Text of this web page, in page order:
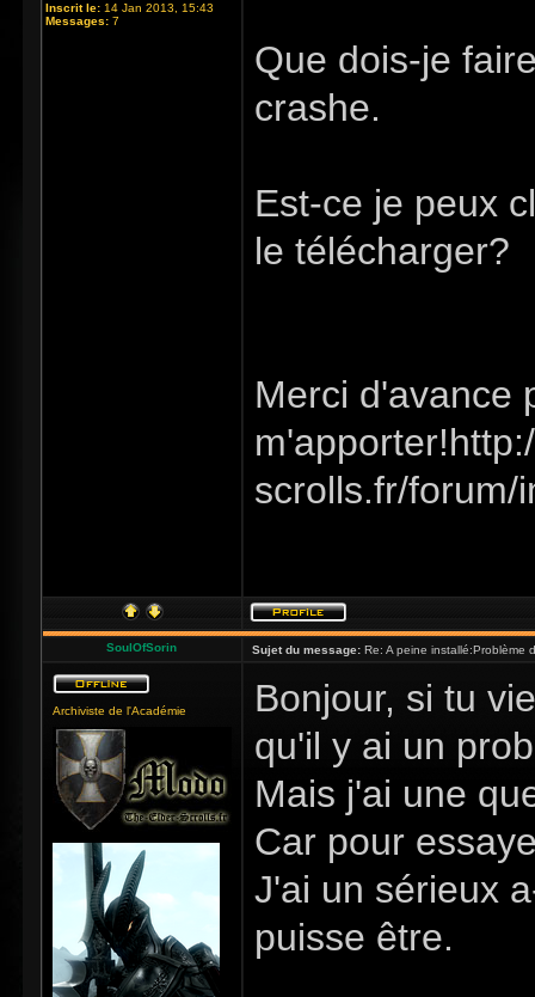
Inscrit le: 14 Jan 2013, 15:43
Messages: 7
Que dois-je
crashe.
Est-ce je peux
le télécharger?
Merci d'avance
scrolls.fr/forum/
SoulOfSorin Sujet du message: Re: A peine installé:Problème
Archiviste de l'Académie
Bonjour, si tu
qu'il y ai un
Mais j'ai une
Car pour
J'ai un sérieux
puisse être.